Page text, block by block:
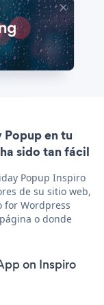
en tu
sido tan fácil
Popup Inspiro
de su sitio web,
for Wordpress
o donde
on Inspiro